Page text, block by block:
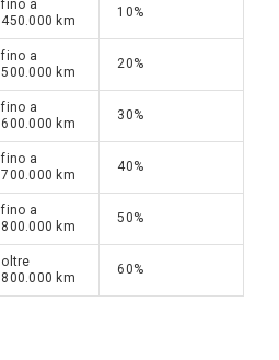
fino a
450.000 km
10%
fino a
500.000 km
20%
fino a
600.000 km
30%
fino a
700.000 km
40%
fino a
800.000 km
50%
oltre
800.000 km
60%